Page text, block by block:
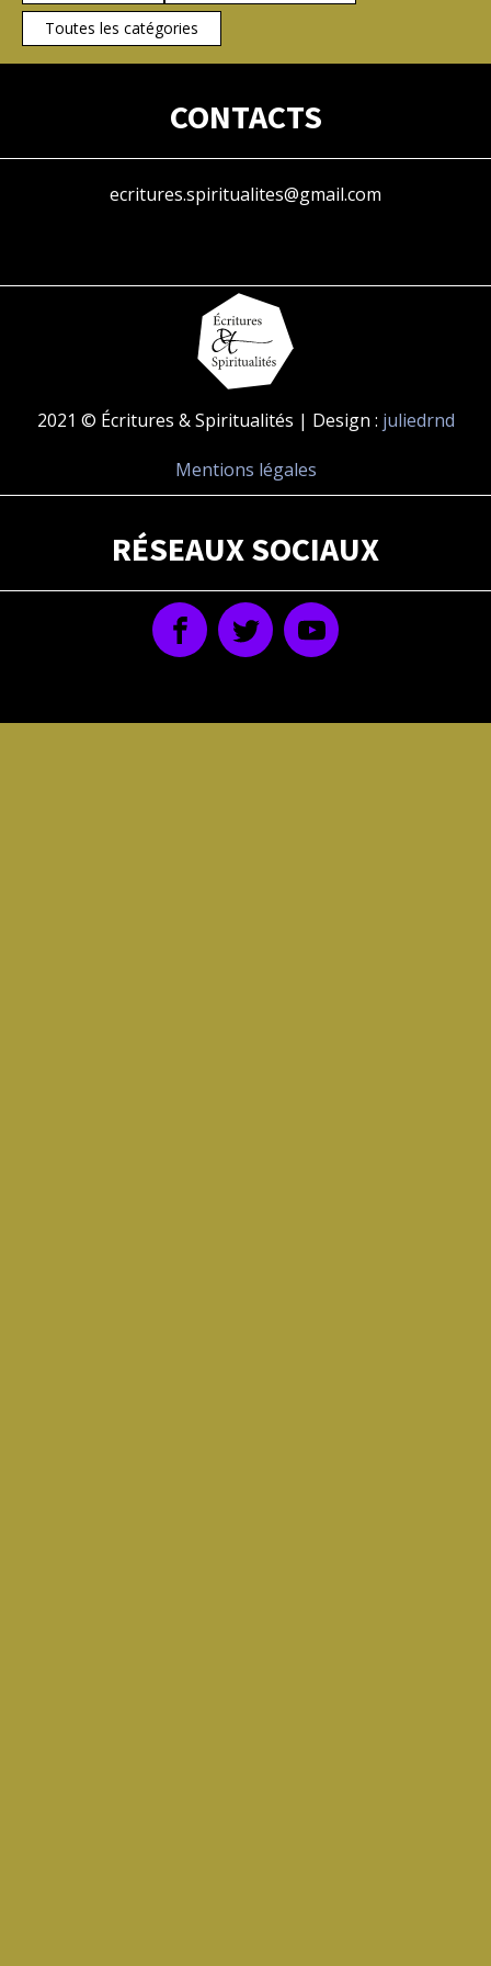
Toutes les catégories
CONTACTS
ecritures.spiritualites@gmail.com
2021 © Écritures & Spiritualités | Design : juliedrnd
Mentions légales
RÉSEAUX SOCIAUX